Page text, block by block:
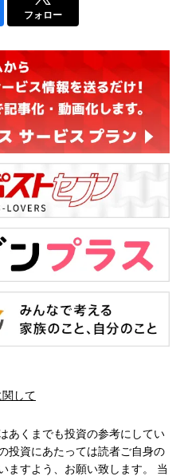
フォロー
して
あくまでも投資の参考にしてい
投資にあたっては読者ご自身の
ますよう、お願い致します。 当